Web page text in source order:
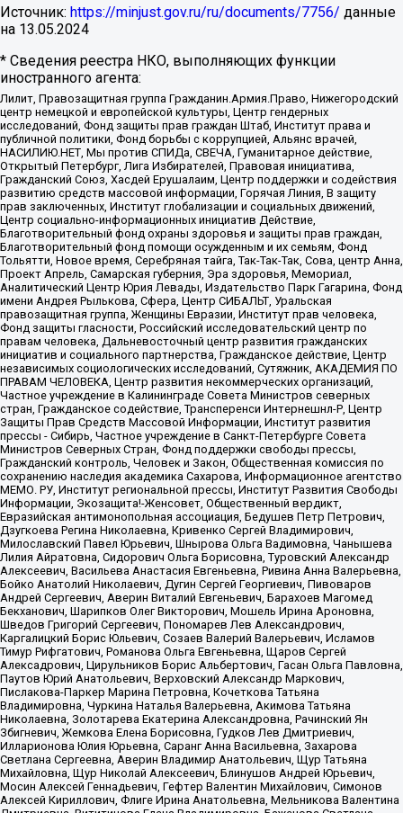
Источник: https://minjust.gov.ru/ru/documents/7756/ данные
на 13.05.2024
* Сведения реестра НКО, выполняющих функции
иностранного агента:
Лилит, Правозащитная группа Гражданин.Армия.Право, Нижегородский
центр немецкой и европейской культуры, Центр гендерных
исследований, Фонд защиты прав граждан Штаб, Институт права и
публичной политики, Фонд борьбы с коррупцией, Альянс врачей,
НАСИЛИЮ.НЕТ, Мы против СПИДа, СВЕЧА, Гуманитарное действие,
Открытый Петербург, Лига Избирателей, Правовая инициатива,
Гражданский Союз, Хасдей Ерушалаим, Центр поддержки и содействия
развитию средств массовой информации, Горячая Линия, В защиту
прав заключенных, Институт глобализации и социальных движений,
Центр социально-информационных инициатив Действие,
Благотворительный фонд охраны здоровья и защиты прав граждан,
Благотворительный фонд помощи осужденным и их семьям, Фонд
Тольятти, Новое время, Серебряная тайга, Так-Так-Так, Сова, центр Анна,
Проект Апрель, Самарская губерния, Эра здоровья, Мемориал,
Аналитический Центр Юрия Левады, Издательство Парк Гагарина, Фонд
имени Андрея Рылькова, Сфера, Центр СИБАЛЬТ, Уральская
правозащитная группа, Женщины Евразии, Институт прав человека,
Фонд защиты гласности, Российский исследовательский центр по
правам человека, Дальневосточный центр развития гражданских
инициатив и социального партнерства, Гражданское действие, Центр
независимых социологических исследований, Сутяжник, АКАДЕМИЯ ПО
ПРАВАМ ЧЕЛОВЕКА, Центр развития некоммерческих организаций,
Частное учреждение в Калининграде Совета Министров северных
стран, Гражданское содействие, Трансперенси Интернешнл-Р, Центр
Защиты Прав Средств Массовой Информации, Институт развития
прессы - Сибирь, Частное учреждение в Санкт-Петербурге Совета
Министров Северных Стран, Фонд поддержки свободы прессы,
Гражданский контроль, Человек и Закон, Общественная комиссия по
сохранению наследия академика Сахарова, Информационное агентство
МЕМО. РУ, Институт региональной прессы, Институт Развития Свободы
Информации, Экозащита!-Женсовет, Общественный вердикт,
Евразийская антимонопольная ассоциация, Бедушев Петр Петрович,
Дзугкоева Регина Николаевна, Кривенко Сергей Владимирович,
Милославский Павел Юрьевич, Шнырова Ольга Вадимовна, Чанышева
Лилия Айратовна, Сидорович Ольга Борисовна, Туровский Александр
Алексеевич, Васильева Анастасия Евгеньевна, Ривина Анна Валерьевна,
Бойко Анатолий Николаевич, Дугин Сергей Георгиевич, Пивоваров
Андрей Сергеевич, Аверин Виталий Евгеньевич, Барахоев Магомед
Бекханович, Шарипков Олег Викторович, Мошель Ирина Ароновна,
Шведов Григорий Сергеевич, Пономарев Лев Александрович,
Каргалицкий Борис Юльевич, Созаев Валерий Валерьевич, Исламов
Тимур Рифгатович, Романова Ольга Евгеньевна, Щаров Сергей
Алексадрович, Цирульников Борис Альбертович, Гасан Ольга Павловна,
Паутов Юрий Анатольевич, Верховский Александр Маркович,
Пислакова-Паркер Марина Петровна, Кочеткова Татьяна
Владимировна, Чуркина Наталья Валерьевна, Акимова Татьяна
Николаевна, Золотарева Екатерина Александровна, Рачинский Ян
Збигневич, Жемкова Елена Борисовна, Гудков Лев Дмитриевич,
Илларионова Юлия Юрьевна, Саранг Анна Васильевна, Захарова
Светлана Сергеевна, Аверин Владимир Анатольевич, Щур Татьяна
Михайловна, Щур Николай Алексеевич, Блинушов Андрей Юрьевич,
Мосин Алексей Геннадьевич, Гефтер Валентин Михайлович, Симонов
Алексей Кириллович, Флиге Ирина Анатольевна, Мельникова Валентина